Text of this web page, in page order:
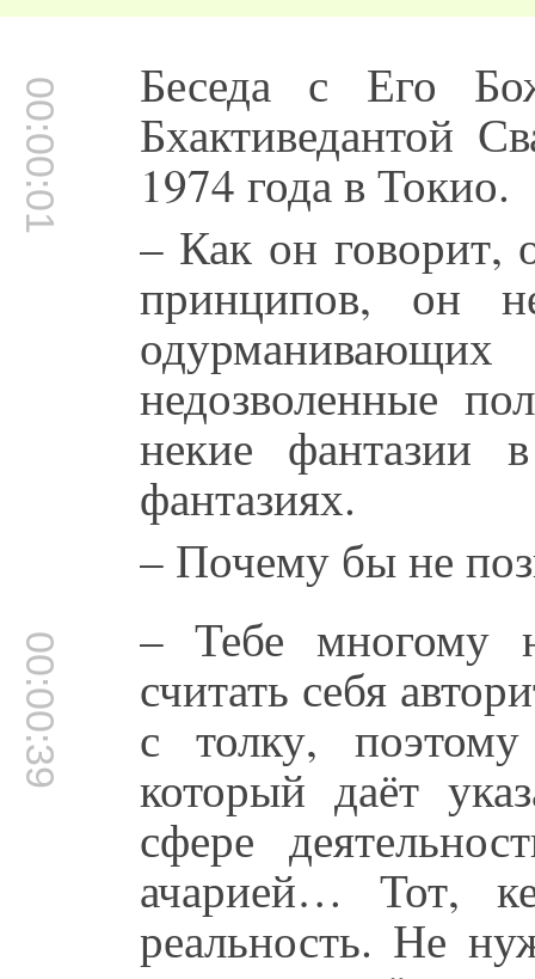
00:00:01 Беседа с Его
Бхактиведантой
1974 года в Токио.
– Как он говорит,
принципов, он
недозволенные
некие
фантазиях.
– Почему бы не
00:00:39 – Тебе многому
считать себя
с толку,
который даёт
сфере
ачарией… Тот,
реальность. Не